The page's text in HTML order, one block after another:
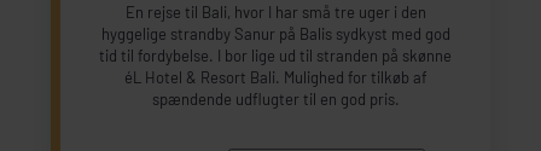
En rejse til Bali, hvor I har små tre uger i den
hyggelige strandby Sanur på Balis sydkyst med god
tid til fordybelse. I bor lige ud til stranden på skønne
éL Hotel & Resort Bali. Mulighed for tilkøb af
spændende udflugter til en god pris.